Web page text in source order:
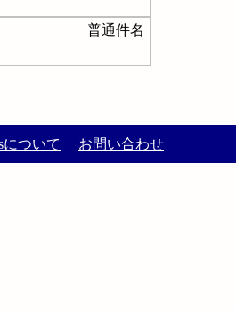
普通件名
について お問い合わせ